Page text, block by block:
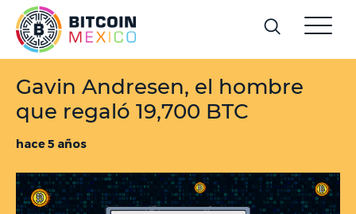
Gavin Andresen, el hombre
que regaló 19,700 BTC
hace 5 años